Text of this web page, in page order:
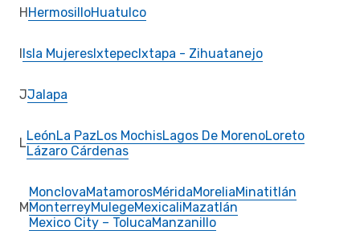
HHermosilloHuatulco
IIsla MujeresIxtepecIxtapa - Zihuatanejo
JJalapa
LLeónLa PazLos MochisLagos De MorenoLoreto
Lázaro Cárdenas
M
MonclovaMatamorosMéridaMoreliaMinatitlán
MonterreyMulegeMexicaliMazatlán
Mexico City – TolucaManzanillo